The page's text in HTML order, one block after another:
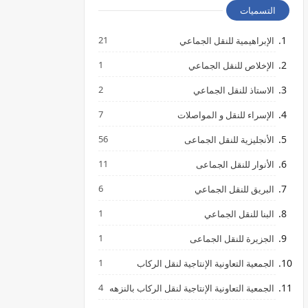
التسميات
الإبراهيمية للنقل الجماعي 21
الإخلاص للنقل الجماعي 1
الاستاذ للنقل الجماعي 2
الإسراء للنقل و المواصلات 7
الأنجليزية للنقل الجماعى 56
الأنوار للنقل الجماعى 11
البريق للنقل الجماعي 6
البنا للنقل الجماعي 1
الجزيرة للنقل الجماعى 1
الجمعية التعاونية الإنتاجية لنقل الركاب 1
الجمعية التعاونية الإنتاجية لنقل الركاب بالنزهه 4